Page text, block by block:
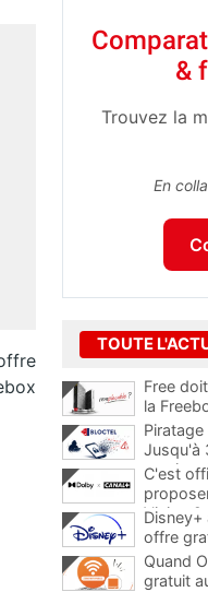
&
Trouvez la
En
TOUTE
Free
la
Jusqu'à
auraient
C'est
Vision 2
Disney+
offre
Quand
gratuit